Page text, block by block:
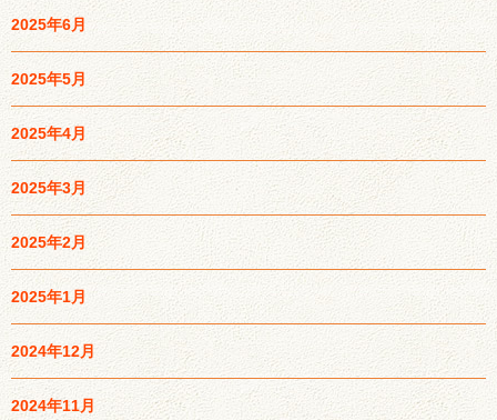
2025年6月
2025年5月
2025年4月
2025年3月
2025年2月
2025年1月
2024年12月
2024年11月